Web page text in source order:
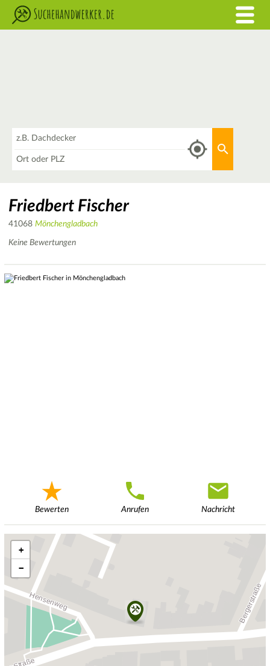
Friedbert Fischer
41068 Mönchengladbach
Keine Bewertungen
Bewerten Anrufen Nachricht
+
−